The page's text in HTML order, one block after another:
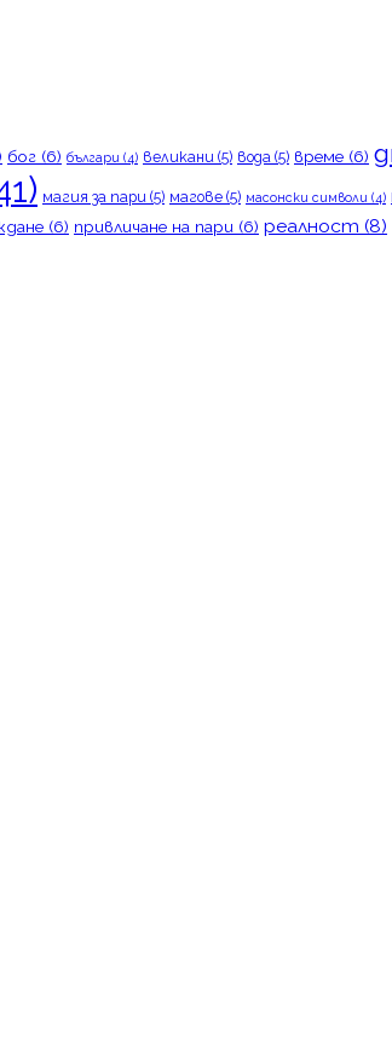
бог (6) българи (4) великани (5) вода (5) време (6)
магия за пари (5) магове (5) масонски символи (4)
(6) привличане на пари (6) реалност (8)